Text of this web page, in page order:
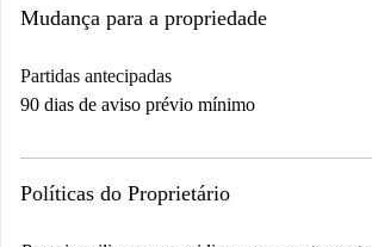
Mudança para a propriedade
Partidas antecipadas
90 dias de aviso prévio mínimo
Políticas do Proprietário